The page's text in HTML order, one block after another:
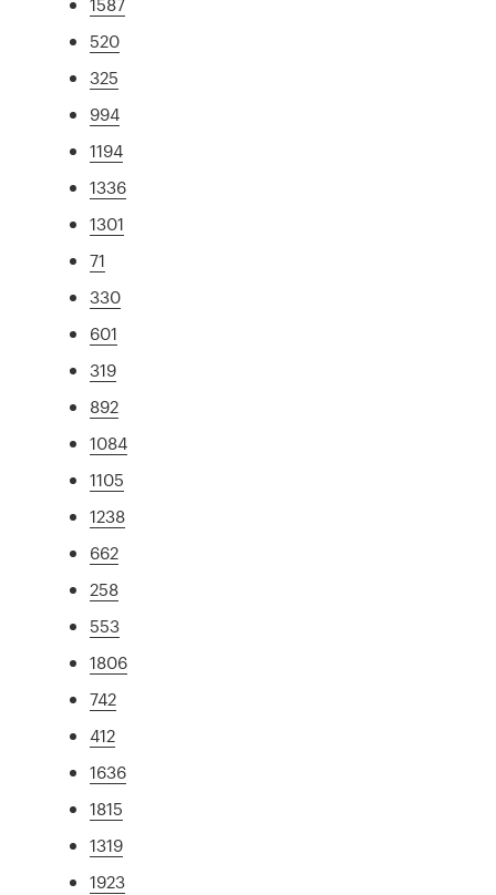
520
325
994
1194
1336
1301
71
330
601
319
892
1084
1105
1238
662
258
553
1806
742
412
1636
1815
1319
1923